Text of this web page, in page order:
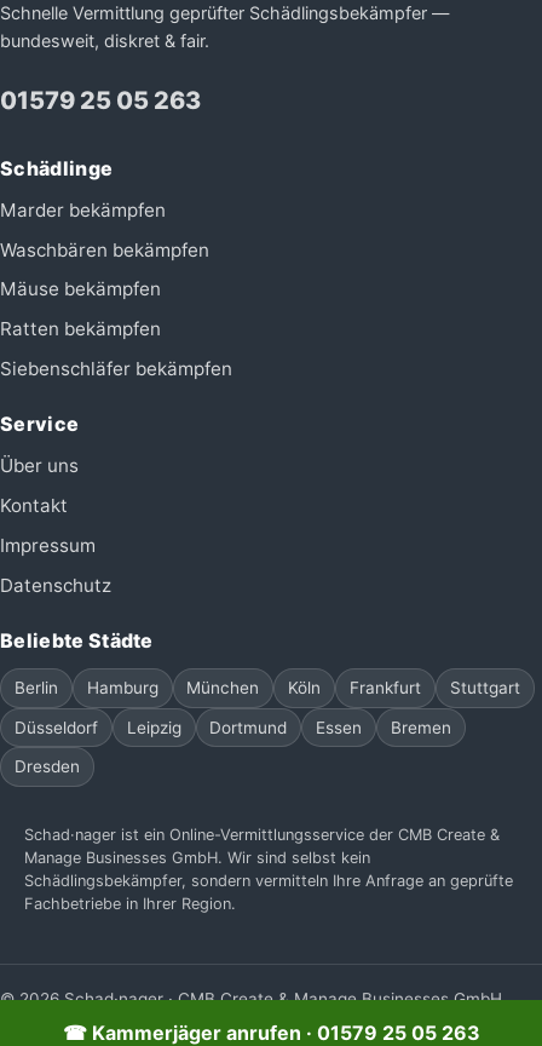
Schnelle Vermittlung geprüfter Schädlingsbekämpfer —
bundesweit, diskret & fair.
01579 25 05 263
Schädlinge
Marder bekämpfen
Waschbären bekämpfen
Mäuse bekämpfen
Ratten bekämpfen
Siebenschläfer bekämpfen
Service
Über uns
Kontakt
Impressum
Datenschutz
Beliebte Städte
Berlin Hamburg München Köln Frankfurt Stuttgart
Düsseldorf Leipzig Dortmund Essen Bremen
Dresden
Schad·nager ist ein Online-Vermittlungsservice der CMB Create &
Manage Businesses GmbH. Wir sind selbst kein
Schädlingsbekämpfer, sondern vermitteln Ihre Anfrage an geprüfte
Fachbetriebe in Ihrer Region.
© 2026 Schad·nager · CMB Create & Manage Businesses GmbH
Impressum Datenschutz
☎ Kammerjäger anrufen · 01579 25 05 263